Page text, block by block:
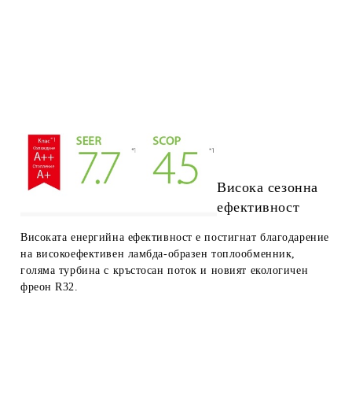
Висока сезонна
ефективност
Високата енергийна ефективност е постигнат благодарение
на високоефективен ламбда-образен топлообменник,
голяма турбина с кръстосан поток и новият екологичен
фреон R32.